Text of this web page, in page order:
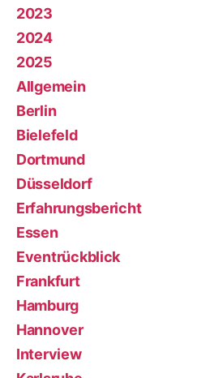
2023
2024
2025
Allgemein
Berlin
Bielefeld
Dortmund
Düsseldorf
Erfahrungsbericht
Essen
Eventrückblick
Frankfurt
Hamburg
Hannover
Interview